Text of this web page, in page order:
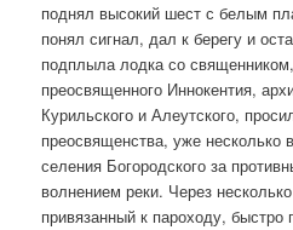
поднял высокий шест с белым
понял сигнал, дал к берегу и
подплыла лодка со
преосвященного Иннокентия,
Курильского и Алеутского,
преосвященства, уже несколько
селения Богородского за
волнением реки. Через
привязанный к пароходу, быстро